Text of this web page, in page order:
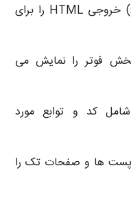
) خروجی HTML را برای
فوتر را نمایش می
کد و توابع مورد
ها و صفحات تک را